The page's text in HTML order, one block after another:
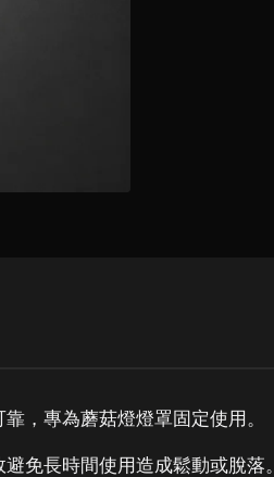
，專為蘑菇燈燈罩固定使用。
免長時間使用造成鬆動或脫落。